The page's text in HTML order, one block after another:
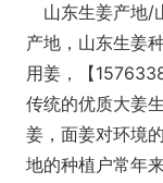
山东生姜产地/
产地，山东生姜
用姜，【
传统的优质大姜
姜，面姜对环境
地的种植户常年